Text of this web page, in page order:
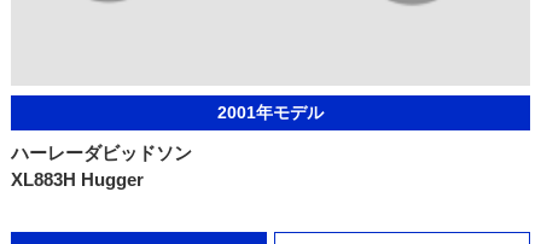
2001年モデル
ハーレーダビッドソン
XL883H Hugger